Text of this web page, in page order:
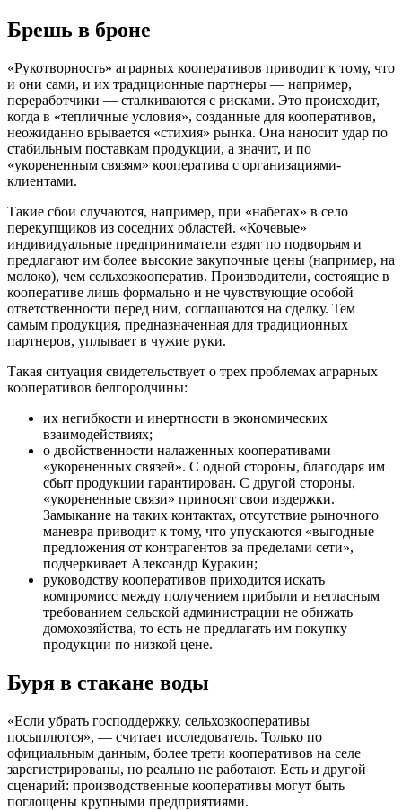
Брешь в броне
«Рукотворность» аграрных кооперативов приводит к тому, что
и они сами, и их традиционные партнеры — например,
переработчики — сталкиваются с рисками. Это происходит,
когда в «тепличные условия», созданные для кооперативов,
неожиданно врывается «стихия» рынка. Она наносит удар по
стабильным поставкам продукции, а значит, и по
«укорененным связям» кооператива с организациями-
клиентами.
Такие сбои случаются, например, при «набегах» в село
перекупщиков из соседних областей. «Кочевые»
индивидуальные предприниматели ездят по подворьям и
предлагают им более высокие закупочные цены (например, на
молоко), чем сельхозкооператив. Производители, состоящие в
кооперативе лишь формально и не чувствующие особой
ответственности перед ним, соглашаются на сделку. Тем
самым продукция, предназначенная для традиционных
партнеров, уплывает в чужие руки.
Такая ситуация свидетельствует о трех проблемах аграрных
кооперативов белгородчины:
их негибкости и инертности в экономических
взаимодействиях;
о двойственности налаженных кооперативами
«укорененных связей». С одной стороны, благодаря им
сбыт продукции гарантирован. С другой стороны,
«укорененные связи» приносят свои издержки.
Замыкание на таких контактах, отсутствие рыночного
маневра приводит к тому, что упускаются «выгодные
предложения от контрагентов за пределами сети»,
подчеркивает Александр Куракин;
руководству кооперативов приходится искать
компромисс между получением прибыли и негласным
требованием сельской администрации не обижать
домохозяйства, то есть не предлагать им покупку
продукции по низкой цене.
Буря в стакане воды
«Если убрать господдержку, сельхозкооперативы
посыплются», — считает исследователь. Только по
официальным данным, более трети кооперативов на селе
зарегистрированы, но реально не работают. Есть и другой
сценарий: производственные кооперативы могут быть
поглощены крупными предприятиями.